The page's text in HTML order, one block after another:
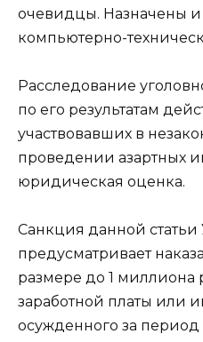
очевидцы. Назначены
компьютерно-
Расследование
по его результатам
участвовавших в
проведении азартных
юридическая оценка.
Санкция данной
предусматривает
размере до 1 миллиона
заработной платы или
осужденного за